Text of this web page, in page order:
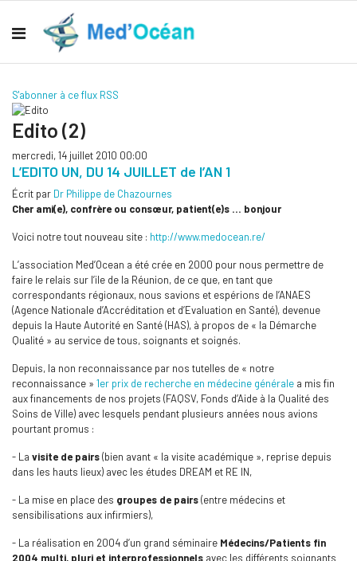
S'abonner à ce flux RSS
Edito (2)
mercredi, 14 juillet 2010 00:00
L’EDITO UN, DU 14 JUILLET de l’AN 1
Écrit par Dr Philippe de Chazournes
Cher ami(e), confrère ou consœur, patient(e)s … bonjour
Voici notre tout nouveau site : http://www.medocean.re/
L’association Med’Ocean a été crée en 2000 pour nous permettre de
faire le relais sur l’ile de la Réunion, de ce que, en tant que
correspondants régionaux, nous savions et espérions de l’ANAES
(Agence Nationale d’Accréditation et d’Evaluation en Santé), devenue
depuis la Haute Autorité en Santé (HAS), à propos de « la Démarche
Qualité » au service de tous, soignants et soignés.
Depuis, la non reconnaissance par nos tutelles de « notre
reconnaissance » 1er prix de recherche en médecine générale a mis fin
aux financements de nos projets (FAQSV, Fonds d’Aide à la Qualité des
Soins de Ville) avec lesquels pendant plusieurs années nous avions
pourtant promus :
- La visite de pairs(bien avant « la visite académique », reprise depuis
dans les hauts lieux) avec les études DREAM et RE IN,
- La mise en place des groupes de pairs(entre médecins et
sensibilisations aux infirmiers),
- La réalisation en 2004 d’un grand séminaire Médecins/Patients fin
2004 multi, pluri et interprofessionnels avec les différents soignants